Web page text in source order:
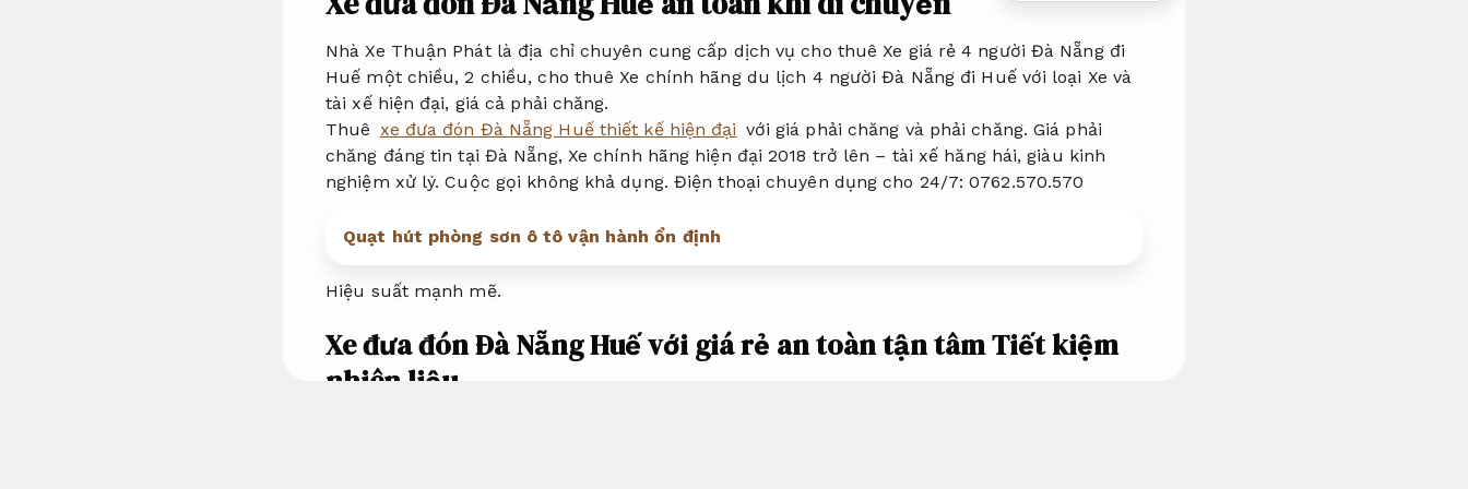
Nhà Xe Thuận Phát là địa chỉ chuyên cung cấp dịch vụ cho thuê Xe giá rẻ 4 người Đà Nẵng đi
Huế một chiều, 2 chiều, cho thuê Xe chính hãng du lịch 4 người Đà Nẵng đi Huế với loại Xe và
tài xế hiện đại, giá cả phải chăng.
Thuê xe đưa đón Đà Nẵng Huế thiết kế hiện đại với giá phải chăng và phải chăng. Giá phải
chăng đáng tin tại Đà Nẵng, Xe chính hãng hiện đại 2018 trở lên – tài xế hăng hái, giàu kinh
nghiệm xử lý. Cuộc gọi không khả dụng. Điện thoại chuyên dụng cho 24/7: 0762.570.570
Quạt hút phòng sơn ô tô vận hành ổn định
Hiệu suất mạnh mẽ.
Xe đưa đón Đà Nẵng Huế với giá rẻ an toàn tận tâmTiết kiệm
nhiên liệu.